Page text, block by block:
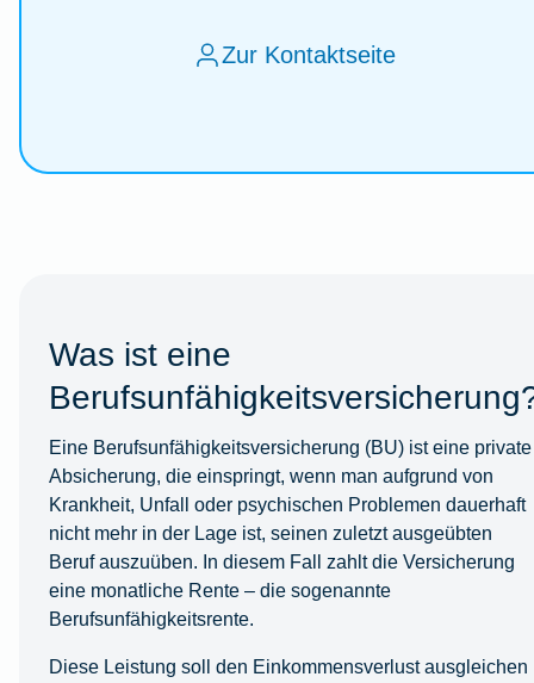
Zur Kontaktseite
Was ist eine
Eine Berufsunfähigkeitsversicherung (BU) ist eine private
Absicherung, die einspringt, wenn man aufgrund von
Krankheit, Unfall oder psychischen Problemen dauerhaft
nicht mehr in der Lage ist, seinen zuletzt ausgeübten
Beruf auszuüben. In diesem Fall zahlt die Versicherung
eine monatliche Rente – die sogenannte
Berufsunfähigkeitsrente.
Diese Leistung soll den Einkommensverlust ausgleichen